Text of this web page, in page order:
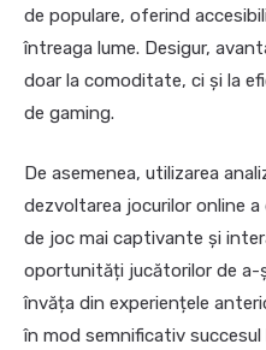
de populare, oferind
întreaga lume. Desigur,
doar la comoditate, ci și la
de gaming.
De asemenea, utilizarea
dezvoltarea jocurilor online a
de joc mai captivante și
oportunități jucătorilor de a-
învăța din experiențele
în mod semnificativ succesul